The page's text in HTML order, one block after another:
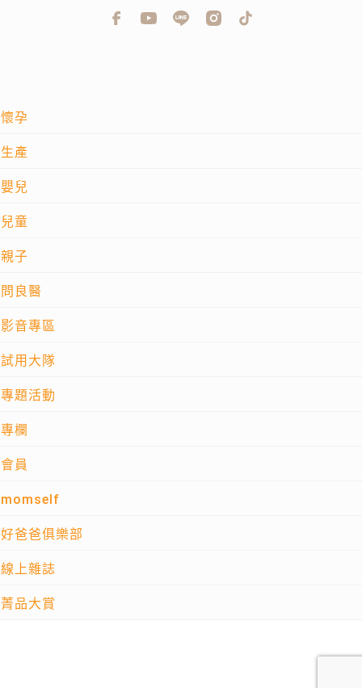
懷孕
生產
嬰兒
兒童
親子
問良醫
影音專區
試用大隊
專題活動
專欄
會員
momself
好爸爸俱樂部
線上雜誌
菁品大賞